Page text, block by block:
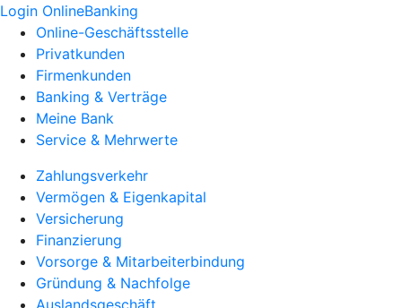
Login OnlineBanking
Online-Geschäftsstelle
Privatkunden
Firmenkunden
Banking & Verträge
Meine Bank
Service & Mehrwerte
Zahlungsverkehr
Vermögen & Eigenkapital
Versicherung
Finanzierung
Vorsorge & Mitarbeiterbindung
Gründung & Nachfolge
Auslandsgeschäft